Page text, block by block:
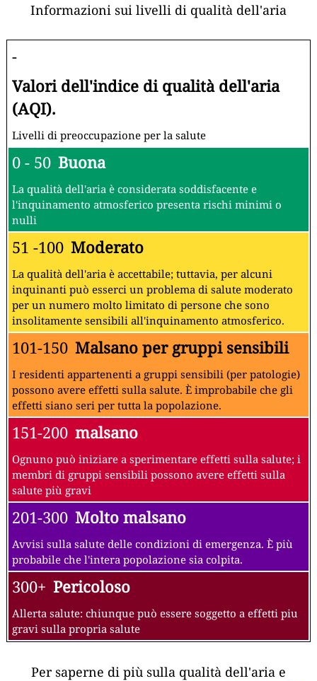
Informazioni sui livelli di qualità dell'aria
-
Valori dell'indice di qualità dell'aria
(AQI).
Livelli di preoccupazione per la salute
0 - 50 Buona
La qualità dell'aria è considerata soddisfacente e
l'inquinamento atmosferico presenta rischi minimi o
nulli
51 -100 Moderato
La qualità dell'aria è accettabile; tuttavia, per alcuni
inquinanti può esserci un problema di salute moderato
per un numero molto limitato di persone che sono
insolitamente sensibili all'inquinamento atmosferico.
101-150 Malsano per gruppi sensibili
I residenti appartenenti a gruppi sensibili (per patologie)
possono avere effetti sulla salute. È improbabile che gli
effetti siano seri per tutta la popolazione.
151-200 malsano
Ognuno può iniziare a sperimentare effetti sulla salute; i
membri di gruppi sensibili possono avere effetti sulla
salute più gravi
201-300 Molto malsano
Avvisi sulla salute delle condizioni di emergenza. È più
probabile che l'intera popolazione sia colpita.
300+ Pericoloso
Allerta salute: chiunque può essere soggetto a effetti piu
gravi sulla propria salute
Per saperne di più sulla qualità dell'aria e